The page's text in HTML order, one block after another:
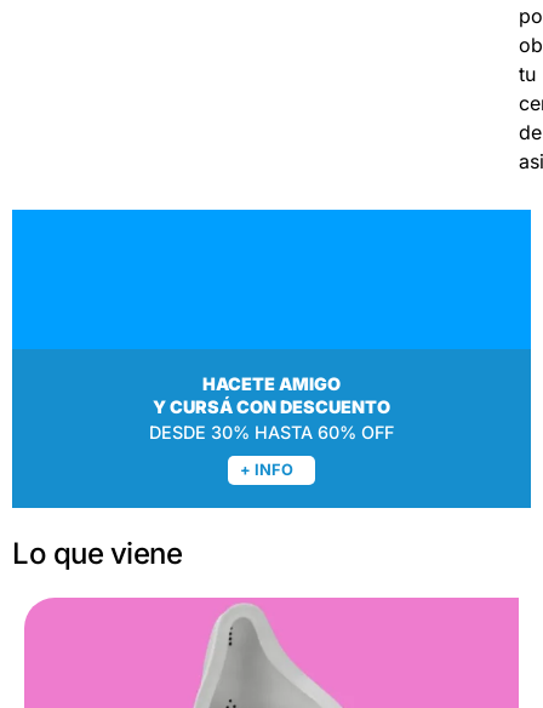
tu
de
HACETE AMIGO
Y CURSÁ CON DESCUENTO
DESDE 30% HASTA 60% OFF
+ INFO
Lo que viene